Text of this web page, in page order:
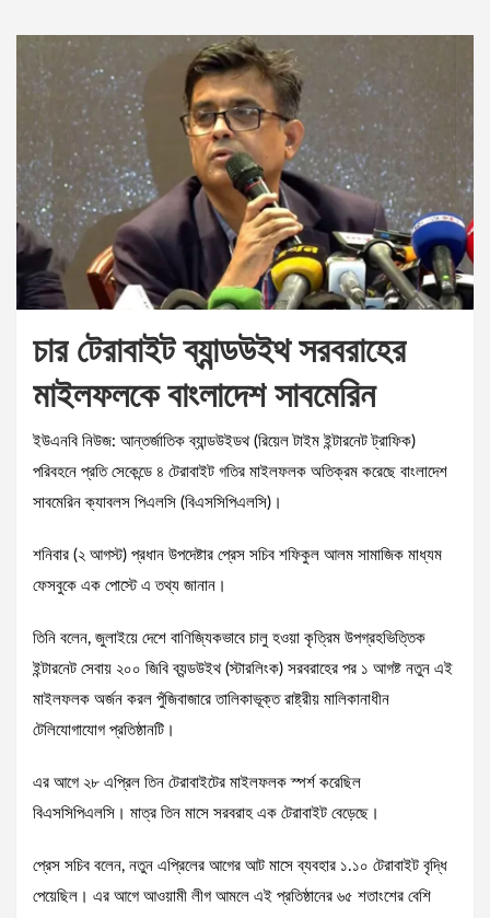
চার টেরাবাইট ব্যান্ডউইথ সরবরাহের
মাইলফলকে বাংলাদেশ সাবমেরিন
ইউএনবি নিউজ: আন্তর্জাতিক ব্যান্ডউইডথ (রিয়েল টাইম ইন্টারনেট ট্রাফিক)
পরিবহনে প্রতি সেকেন্ডে ৪ টেরাবাইট গতির মাইলফলক অতিক্রম করেছে বাংলাদেশ
সাবমেরিন ক্যাবলস পিএলসি (বিএসসিপিএলসি)।
শনিবার (২ আগস্ট) প্রধান উপদেষ্টার প্রেস সচিব শফিকুল আলম সামাজিক মাধ্যম
ফেসবুকে এক পোস্টে এ তথ্য জানান।
তিনি বলেন, জুলাইয়ে দেশে বাণিজ্যিকভাবে চালু হওয়া কৃত্রিম উপগ্রহভিত্তিক
ইন্টারনেট সেবায় ২০০ জিবি ব্যন্ডউইথ (স্টারলিংক) সরবরাহের পর ১ আগষ্ট নতুন এই
মাইলফলক অর্জন করল পুঁজিবাজারে তালিকাভূক্ত রাষ্ট্রীয় মালিকানাধীন
টেলিযোগাযোগ প্রতিষ্ঠানটি।
এর আগে ২৮ এপ্রিল তিন টেরাবাইটের মাইলফলক স্পর্শ করেছিল
বিএসসিপিএলসি। মাত্র তিন মাসে সরবরাহ এক টেরাবাইট বেড়েছে।
প্রেস সচিব বলেন, নতুন এপ্রিলের আগের আট মাসে ব্যবহার ১.১০ টেরাবাইট বৃদ্ধি
পেয়েছিল। এর আগে আওয়ামী লীগ আমলে এই প্রতিষ্ঠানের ৬৫ শতাংশের বেশি